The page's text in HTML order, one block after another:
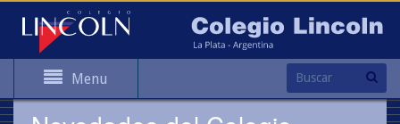
Menu